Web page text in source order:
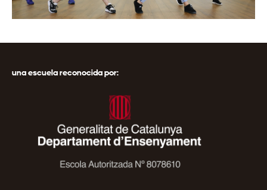
una escuela reconocida por: